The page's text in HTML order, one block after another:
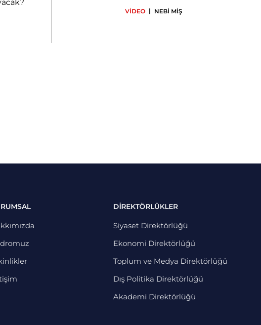
VİDEO | NEBİ MİŞ
DİREKTÖRLÜKLER
Siyaset Direktörlüğü
Ekonomi Direktörlüğü
Toplum ve Medya Direktörlüğü
Dış Politika Direktörlüğü
Akademi Direktörlüğü